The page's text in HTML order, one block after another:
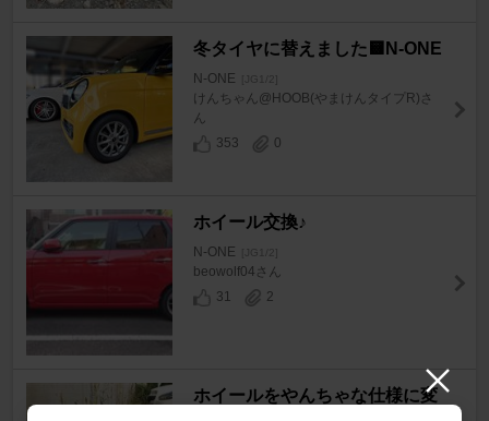
冬タイヤに替えました🟨N-ONE
N-ONE [JG1/2]
けんちゃん@HOOB(やまけんタイプR)さ
ん
353
0
ホイール交換♪
N-ONE [JG1/2]
beowolf04さん
31
2
ホイールをやんちゃな仕様に変